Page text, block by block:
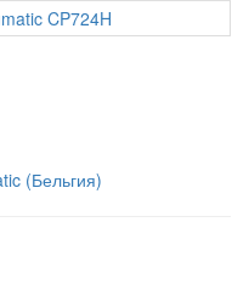
(Бельгия)